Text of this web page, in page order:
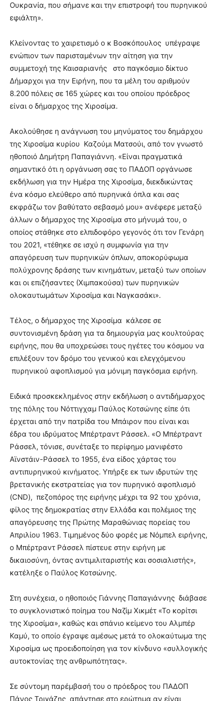
Ουκρανία, που σήμανε και την επιστροφή του πυρηνικού
εφιάλτη».
Κλείνοντας το χαιρετισμό ο κ Βοσκόπουλος υπέγραψε
ενώπιον των παρισταμένων την αίτηση για την
συμμετοχή της Καισαριανής στο παγκόσμιο δίκτυο
Δήμαρχοι για την Ειρήνη, που τα μέλη του αριθμούν
8.200 πόλεις σε 165 χώρες και του οποίου πρόεδρος
είναι ο δήμαρχος της Χιροσίμα.
Ακολούθησε η ανάγνωση του μηνύματος του δημάρχου
της Χιροσίμα κυρίου Καζούμι Ματσούι, από τον γνωστό
ηθοποιό Δημήτρη Παπαγιάννη. «Είναι πραγματικά
σημαντικό ότι η οργάνωση σας το ΠΑΔΟΠ οργάνωσε
εκδήλωση για την Ημέρα της Χιροσίμα, διεκδικώντας
ένα κόσμο ελεύθερο από πυρηνικά όπλα και σας
εκφράζω τον βαθύτατο σεβασμό μου» ανέφερε μεταξύ
άλλων ο δήμαρχος της Χιροσίμα στο μήνυμά του, ο
οποίος στάθηκε στο ελπιδοφόρο γεγονός ότι τον Γενάρη
του 2021, «τέθηκε σε ισχύ η συμφωνία για την
απαγόρευση των πυρηνικών όπλων, αποκορύφωμα
πολύχρονης δράσης των κινημάτων, μεταξύ των οποίων
και οι επιζήσαντες (Χιμπακούσα) των πυρηνικών
ολοκαυτωμάτων Χιροσίμα και Ναγκασάκι».
Τέλος, ο δήμαρχος της Χιροσίμα κάλεσε σε
συντονισμένη δράση για τα δημιουργία μας κουλτούρας
ειρήνης, που θα υποχρεώσει τους ηγέτες του κόσμου να
επιλέξουν τον δρόμο του γενικού και ελεγχόμενου
πυρηνικού αφοπλισμού για μόνιμη παγκόσμια ειρήνη.
Ειδικά προσκεκλημένος στην εκδήλωση ο αντιδήμαρχος
της πόλης του Νόττιγχαμ Παύλος Κοτσώνης είπε ότι
έρχεται από την πατρίδα του Μπάιρον που είναι και
έδρα του ιδρύματος Μπέρτραντ Ράσσελ. «Ο Μπέρτραντ
Ράσσελ, τόνισε, συνέταξε το περίφημο μανιφέστο
Αϊνστάιν-Ράσσελ το 1955, ένα είδος χάρτας του
αντιπυρηνικού κινήματος. Υπήρξε εκ των ιδρυτών της
βρετανικής εκστρατείας για τον πυρηνικό αφοπλισμό
(CND), πεζοπόρος της ειρήνης μέχρι τα 92 του χρόνια,
φίλος της δημοκρατίας στην Ελλάδα και πολέμιος της
απαγόρευσης της Πρώτης Μαραθώνιας πορείας του
Απριλίου 1963. Τιμημένος δύο φορές με Νόμπελ ειρήνης,
ο Μπέρτραντ Ράσσελ πίστευε στην ειρήνη με
δικαιοσύνη, όντας αντιμιλιταριστής και σοσιαλιστής»,
κατέληξε ο Παύλος Κοτσώνης.
Στη συνέχεια, ο ηθοποιός Γιάννης Παπαγιάννης διάβασε
το συγκλονιστικό ποίημα του Ναζίμ Χικμέτ «Το κορίτσι
της Χιροσίμα», καθώς και σπάνιο κείμενο του Αλμπέρ
Καμύ, το οποίο έγραψε αμέσως μετά το ολοκαύτωμα της
Χιροσίμα ως προειδοποίηση για τον κίνδυνο «συλλογικής
αυτοκτονίας της ανθρωπότητας».
Σε σύντομη παρέμβασή του ο πρόεδρος του ΠΑΔΟΠ
Πάνος Τριγάζης απάντησε στο ερώτημα αν είναι